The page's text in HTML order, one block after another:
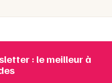
: le meilleur à